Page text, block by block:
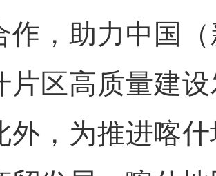
作，助力中国
片区高质量建
为推进喀什